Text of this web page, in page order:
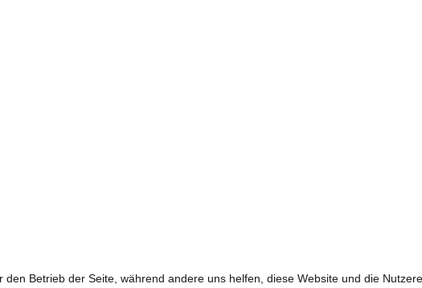
Betrieb der Seite, während andere uns helfen, diese Website und die